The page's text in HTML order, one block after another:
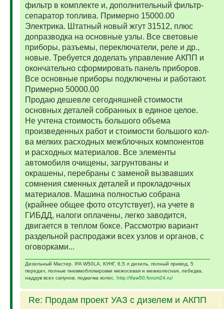
фильтр в комплекте и, дополнительный фильтр-
сепаратор топлива. Примерно 15000.00
Электрика. Штатный новый жгут 31512, плюс
допразводка на основные узлы. Все световые
приборы, разъемы, переключатели, реле и др.,
новые. Требуется доделать управление АКПП и
окончательно сформировать панель приборов.
Все основные приборы подключены и работают.
Примерно 50000.00
Продаю дешевле сегодняшней стоимости
основных деталей собранных в единое целое.
Не учтена стоимость большого объема
произведенных работ и стоимости большого кол-
ва мелких расходных межблочных компонентов
и расходных материалов. Все элементы
автомобиля очищены, загрунтованы и
окрашены, перебраны с заменой вызвавших
сомнения сменных деталей и прокладочных
материалов. Машина полностью собрана
(крайнее общее фото отсутствует), на учете в
ГИБДД, налоги оплачены, легко заводится,
двигается в теплом боксе. Рассмотрю вариант
раздельной распродажи всех узлов и органов, с
оговорками...
Дизельный Мастер. IFA W50LA, КУНГ, 6,5 л дизель, полный привод, 5
передач, полные пневмоблокировки межосевая и межколесная, лебедка,
наддув всех сапунов, подкачка колес. http://ifaw50.forum24.ru/
Re: Продам проект УАЗ с дизелем и АКПП